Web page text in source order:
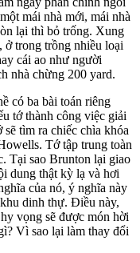
mái nhà mới, mái nhà
lại thì bỏ trống. Xung
ở trong trồng nhiều loại
cái ao như người
nhà chừng 200 yard.
có ba bài toán riêng
tớ thành công việc giải
tìm ra chiếc chìa khóa
Tớ tập trung toàn
Tại sao Brunton lại giao
dung thật kỳ lạ và hơi
của nó, ý nghĩa này
dinh thự. Điều này,
vọng sẽ được món hời
Vì sao lại làm thay đổi